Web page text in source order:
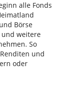
alle Fonds
Börse
und weitere
So
und
oder